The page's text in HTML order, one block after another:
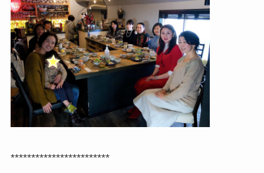
************************